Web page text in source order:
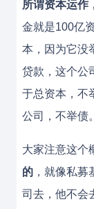
所谓资本运作
金就是100亿
本，因为它没
贷款，这个公
于总资本，不
公司，不举债。
大家注意这个
的 ，就像私
司去，他不会